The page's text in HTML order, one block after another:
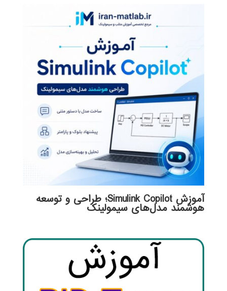
آموزش Simulink Copilot؛ طراحی و توسعه
هوشمند مدل‌های سیمولینک